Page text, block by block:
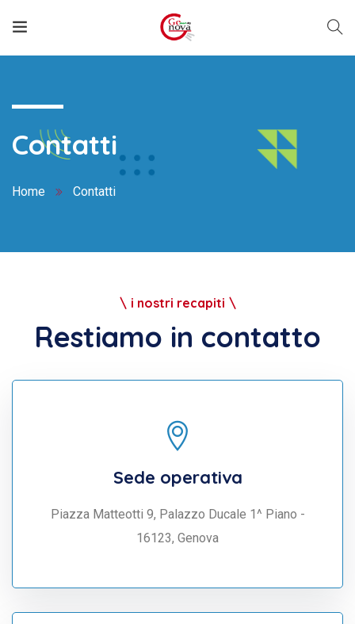
Contatti
Home Contatti
i nostri recapiti
Restiamo in contatto
Sede operativa
Piazza Matteotti 9, Palazzo Ducale 1^ Piano -
16123, Genova